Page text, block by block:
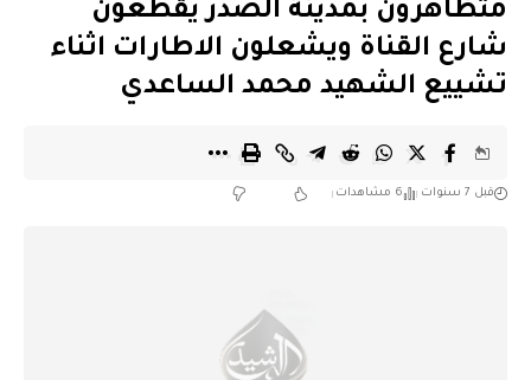
متظاهرون بمدينة الصدر يقطعون
شارع القناة ويشعلون الاطارات اثناء
تشييع الشهيد محمد الساعدي
قبل 7 سنوات 6 مشاهدات